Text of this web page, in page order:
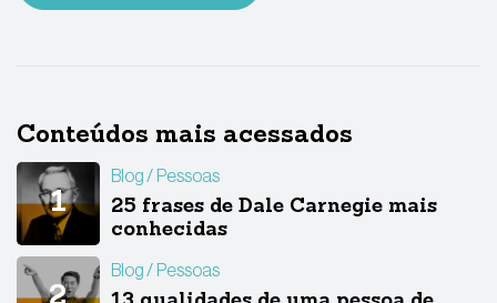
Conteúdos mais acessados
Blog Pessoas
25 frases de Dale Carnegie mais
conhecidas
Blog Pessoas